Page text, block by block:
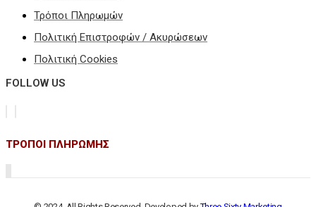
Τρόποι Πληρωμών
Πολιτική Επιστροφών / Ακυρώσεων
Πολιτική Cookies
FOLLOW US
ΤΡΟΠΟΙ ΠΛΗΡΩΜΗΣ